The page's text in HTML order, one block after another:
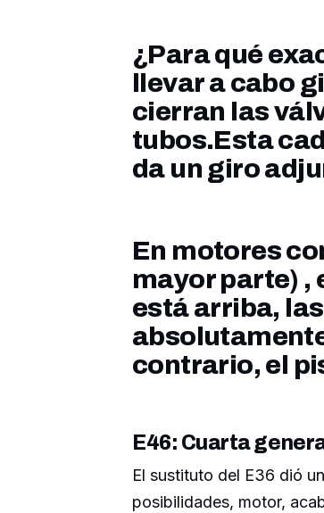
¿Para qué
llevar a cabo
cierran las
tubos.Esta
da un giro
En motores
mayor parte) ,
está arriba,
contrario, el
E46: Cuarta
El sustituto del E36 dió
posibilidades, motor,